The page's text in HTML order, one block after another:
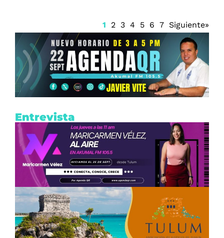
1 2 3 4 5 6 7 Siguiente»
Entrevista